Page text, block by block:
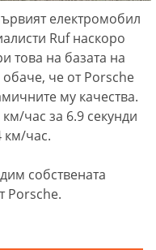
електромобил
Ruf наскоро
това на базата на
че от Porsche
му качества.
час за 6.9 секунди
км/час.
собствената
Porsche.